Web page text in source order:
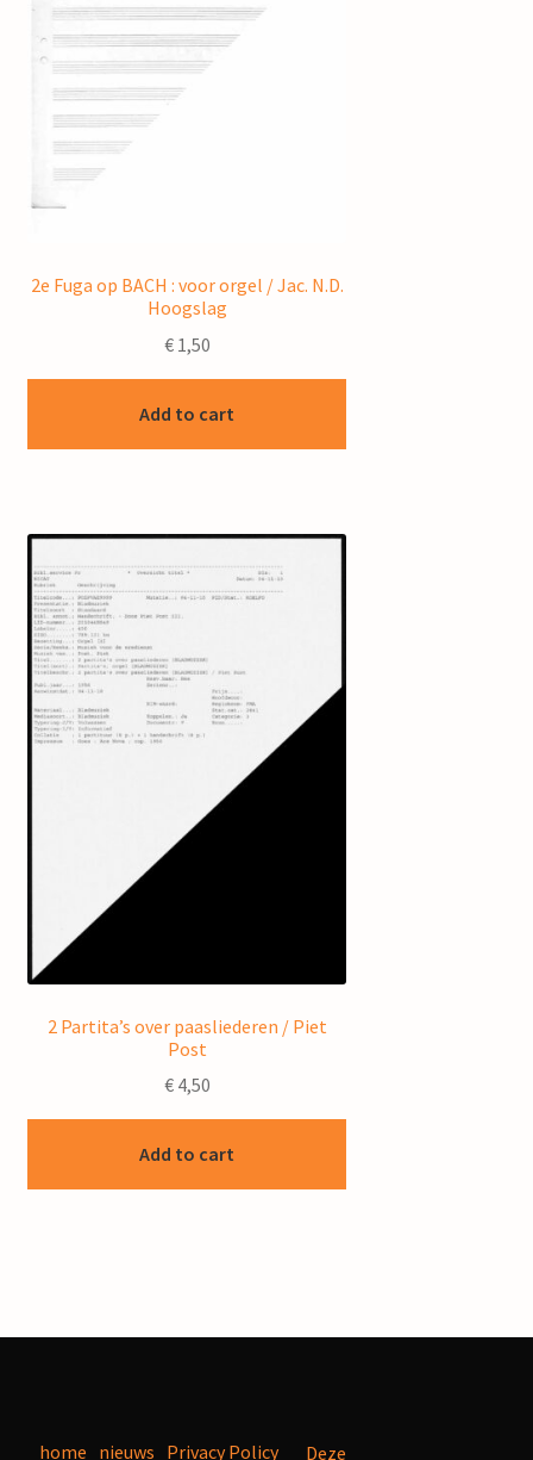
2e Fuga op BACH : voor orgel / Jac. N.D.
Hoogslag
€1,50
Add to cart
2 Partita’s over paasliederen / Piet
Post
€4,50
Add to cart
home nieuws Privacy Policy Deze